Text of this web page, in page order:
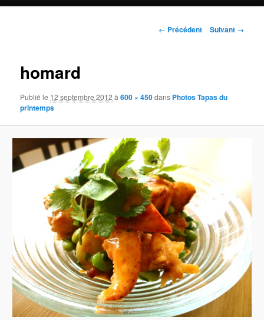
Navigation
← Précédent Suivant →
homard
Publié le 12 septembre 2012 à600 × 450dans Photos Tapas du
printemps